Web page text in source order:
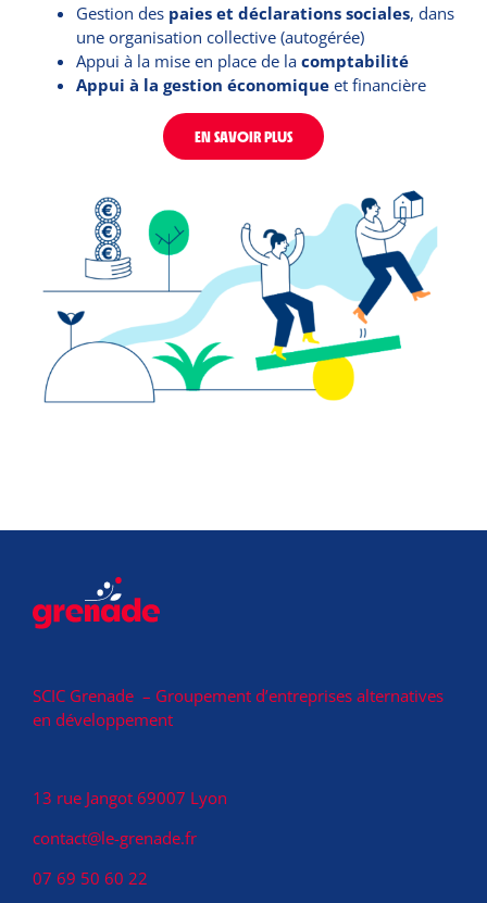
Gestion des paies et déclarations sociales, dans
une organisation collective (autogérée)
Appui à la mise en place de la comptabilité
Appui à la gestion économiqueet financière
EN SAVOIR PLUS
SCIC Grenade – Groupement d’entreprises alternatives
en développement
13 rue Jangot 69007 Lyon
contact@le-grenade.fr
07 69 50 60 22